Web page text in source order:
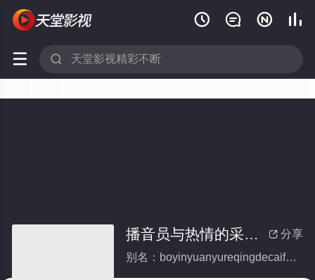
   
 
 分享
播音员与热情的采访（前地方台播音员突然转会：NTR温泉外景）
别名：boyinyuanyureqingdecaifangqiandifangtaiboyinyuanturanzhuanhuiNTRwenquanwaijing